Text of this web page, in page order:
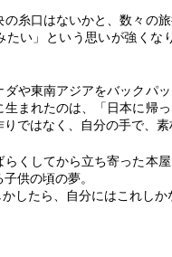
の糸口はないかと、数々の
たい」という思いが強くな
ダや東南アジアをバックパ
生まれたのは、「日本に帰
ではなく、自分の手で、
らくしてから立ち寄った本
供の頃の夢。
かしたら、自分にはこれし